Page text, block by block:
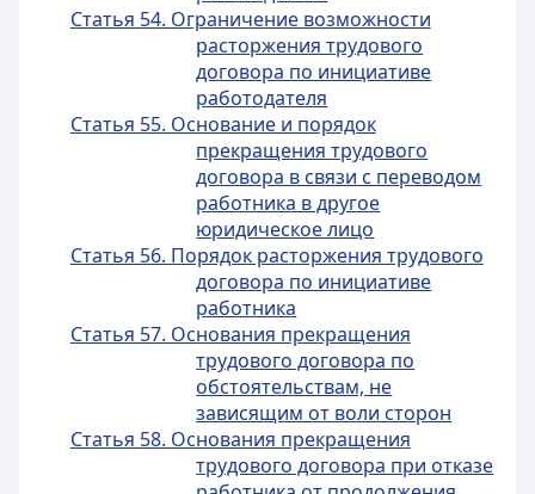
Статья 54. Ограничение возможности
расторжения трудового
договора по инициативе
работодателя
Статья 55. Основание и порядок
прекращения трудового
договора в связи с переводом
работника в другое
юридическое лицо
Статья 56. Порядок расторжения трудового
договора по инициативе
работника
Статья 57. Основания прекращения
трудового договора по
обстоятельствам, не
зависящим от воли сторон
Статья 58. Основания прекращения
трудового договора при отказе